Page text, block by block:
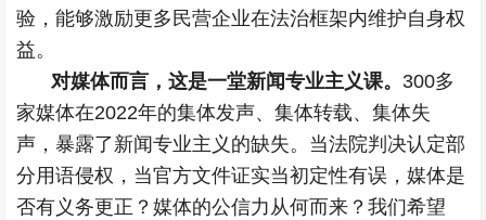
验，能够激励更多民营企业在法治框架内维护自身权
益。
对媒体而言，这是一堂新闻专业主义课。 300多
家媒体在2022年的集体发声、集体转载、集体失
声，暴露了新闻专业主义的缺失。当法院判决认定部
分用语侵权，当官方文件证实当初定性有误，媒体是
否有义务更正？媒体的公信力从何而来？我们希望